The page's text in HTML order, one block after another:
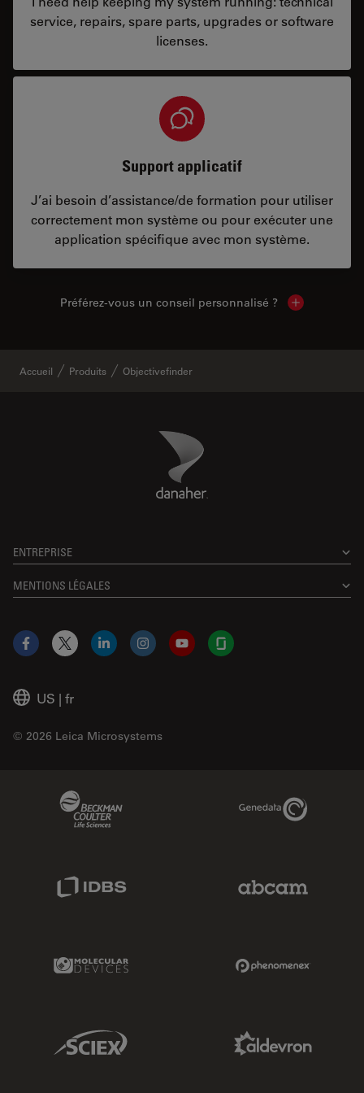
service, repairs, spare parts, upgrades or software
licenses.
Support applicatif
J’ai besoin d’assistance/de formation pour utiliser
correctement mon système ou pour exécuter une
application spécifique avec mon système.
Préférez-vous un conseil personnalisé ? Show local
Accueil Produits Objectivefinder
Danaher Logo
ENTREPRISE
MENTIONS LÉGALES
US | fr
© 2026 Leica Microsystems
Facebook
X LinkedInInstagramYouTubeGlassdoor
Genedata Link
Molecular Devices Link
Sciex Link